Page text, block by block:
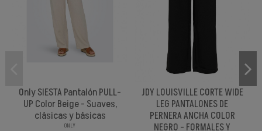
Only SIESTA Pantalón PULL-
UP Color Beige - Suaves,
clásicas y básicas
ONLY
JDY LOUISVILLE CORTE WIDE
LEG PANTALONES DE
PERNERA ANCHA COLOR
NEGRO - FORMALES Y